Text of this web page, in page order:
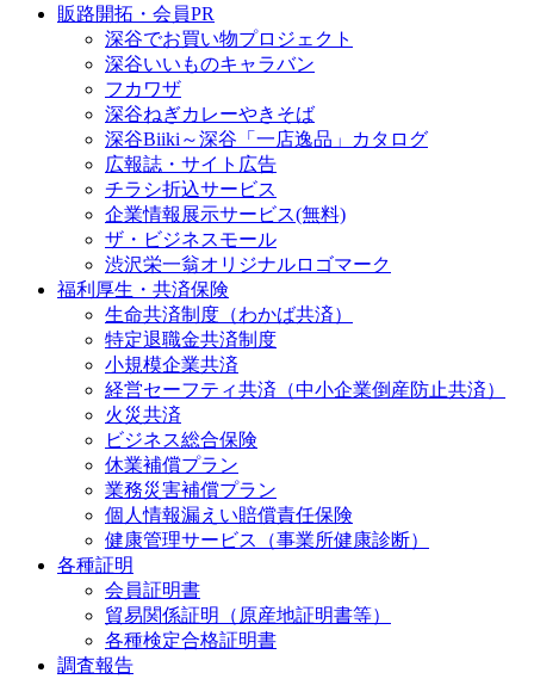
販路開拓・会員PR
深谷でお買い物プロジェクト
深谷いいものキャラバン
フカワザ
深谷ねぎカレーやきそば
深谷Biiki～深谷「一店逸品」カタログ
広報誌・サイト広告
チラシ折込サービス
企業情報展示サービス(無料)
ザ・ビジネスモール
渋沢栄一翁オリジナルロゴマーク
福利厚生・共済保険
生命共済制度（わかば共済）
特定退職金共済制度
小規模企業共済
経営セーフティ共済（中小企業倒産防止共済）
火災共済
ビジネス総合保険
休業補償プラン
業務災害補償プラン
個人情報漏えい賠償責任保険
健康管理サービス（事業所健康診断）
各種証明
会員証明書
貿易関係証明（原産地証明書等）
各種検定合格証明書
調査報告